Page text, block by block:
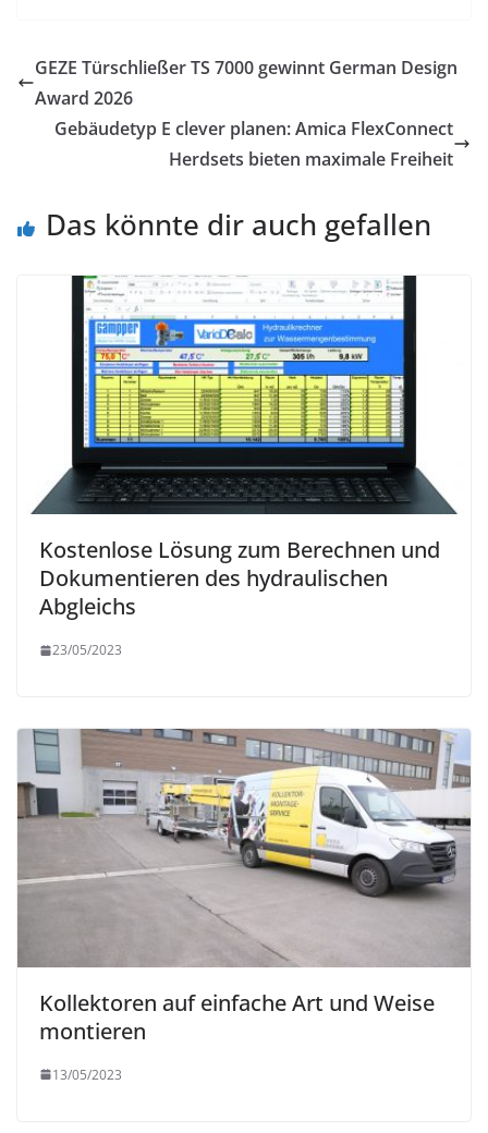
GEZE Türschließer TS 7000 gewinnt German Design
Award 2026
Gebäudetyp E clever planen: Amica FlexConnect
Herdsets bieten maximale Freiheit
Das könnte dir auch gefallen
Kostenlose Lösung zum Berechnen und
Dokumentieren des hydraulischen
Abgleichs
23/05/2023
Kollektoren auf einfache Art und Weise
montieren
13/05/2023